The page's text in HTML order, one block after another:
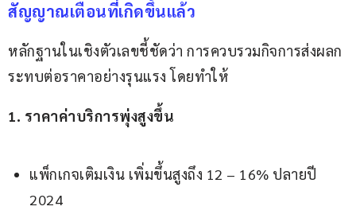
สัญญาณเตือนที่เกิดขึ้นแล้ว
หลักฐานในเชิงตัวเลขชี้ชัดว่า การควบรวมกิจการส่งผลก
ระทบต่อราคาอย่างรุนแรง โดยทำให้
1. ราคาค่าบริการพุ่งสูงขึ้น
แพ็กเกจเติมเงิน เพิ่มขึ้นสูงถึง 12 – 16% ปลายปี
2024